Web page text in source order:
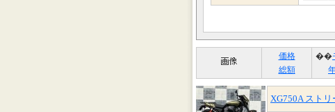
価格
総額
��
XG750A スト